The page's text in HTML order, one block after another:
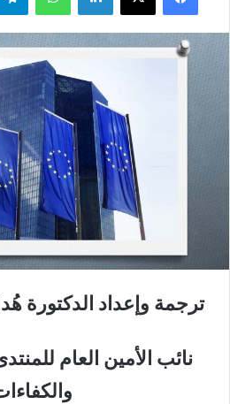
ترجمة وإعداد الدكتورة
نائب الأمين العام